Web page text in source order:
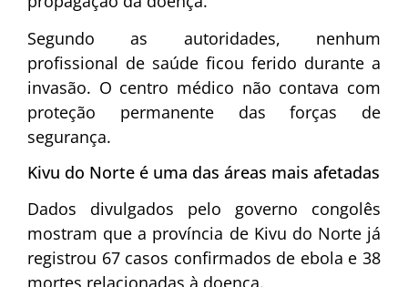
Segundo as autoridades, nenhum
profissional de saúde ficou ferido durante a
invasão. O centro médico não contava com
proteção permanente das forças de
segurança.
Kivu do Norte é uma das áreas mais afetadas
Dados divulgados pelo governo congolês
mostram que a província de Kivu do Norte já
registrou 67 casos confirmados de ebola e 38
mortes relacionadas à doença.